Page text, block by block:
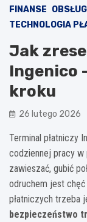
FINANSE
TECHNOLOGIA
Jak
Ingenico
kroku
26 lutego 2026
Terminal płatniczy
codziennej pracy w
zawieszać, gubić
odruchem jest
płatniczych trzeba
bezpieczeństwo